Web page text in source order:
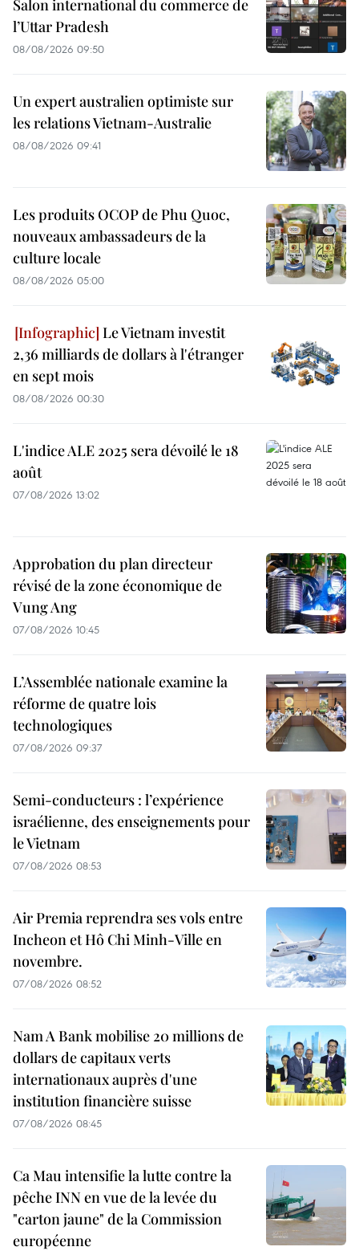
Salon international du commerce de
l’Uttar Pradesh
08/08/2026 09:50
Un expert australien optimiste sur
les relations Vietnam-Australie
08/08/2026 09:41
Les produits OCOP de Phu Quoc,
nouveaux ambassadeurs de la
culture locale
08/08/2026 05:00
Le Vietnam investit
2,36 milliards de dollars à l'étranger
en sept mois
08/08/2026 00:30
L'indice ALE 2025 sera dévoilé le 18
août
07/08/2026 13:02
Approbation du plan directeur
révisé de la zone économique de
Vung Ang
07/08/2026 10:45
L’Assemblée nationale examine la
réforme de quatre lois
technologiques
07/08/2026 09:37
Semi-conducteurs : l’expérience
israélienne, des enseignements pour
le Vietnam
07/08/2026 08:53
Air Premia reprendra ses vols entre
Incheon et Hô Chi Minh-Ville en
novembre.
07/08/2026 08:52
Nam A Bank mobilise 20 millions de
dollars de capitaux verts
internationaux auprès d'une
institution financière suisse
07/08/2026 08:45
Ca Mau intensifie la lutte contre la
pêche INN en vue de la levée du
"carton jaune" de la Commission
européenne